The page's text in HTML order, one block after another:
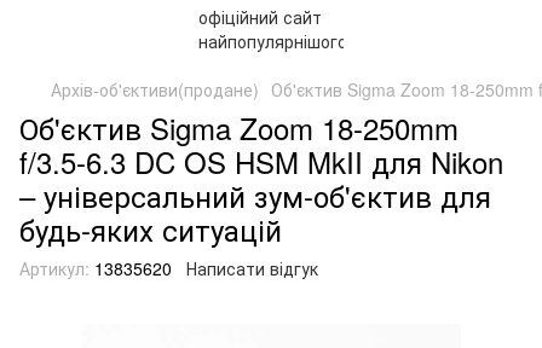
Архів-об'єктиви(продане) Об'єктив Sigma Zoom 18-
Об'єктив Sigma Zoom 18-250mm
f/3.5-6.3 DC OS HSM MkII для Nikon
– універсальний зум-об'єктив для
будь-яких ситуацій
Артикул: 13835620 Написати відгук